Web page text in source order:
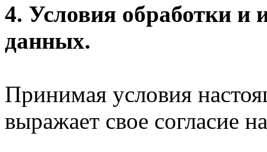
4. Условия обработки и
данных.
Принимая условия
выражает свое согласие